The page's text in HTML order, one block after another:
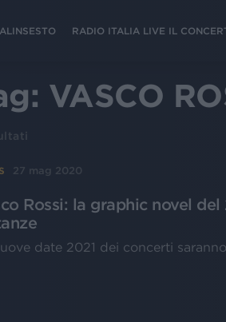
RADIO ITALIA LIVE IL
VASCO
27 mag 2020
Rossi: la graphic novel
date 2021 dei concerti